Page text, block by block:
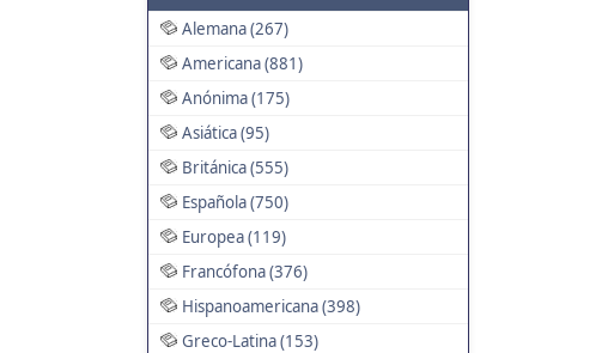
Alemana (267)
Americana (881)
Anónima (175)
Asiática (95)
Británica (555)
Española (750)
Europea (119)
Francófona (376)
Hispanoamericana (398)
Greco-Latina (153)